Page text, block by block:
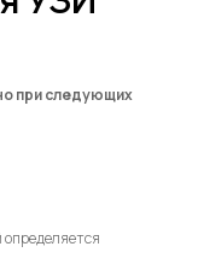
при следующих